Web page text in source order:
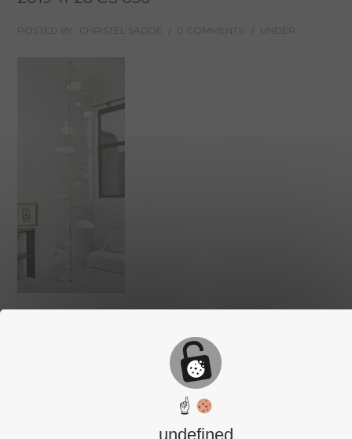
POSTED BY : CHRISTEL SADDE 0 COMMENTS UNDER :
☝
undefined